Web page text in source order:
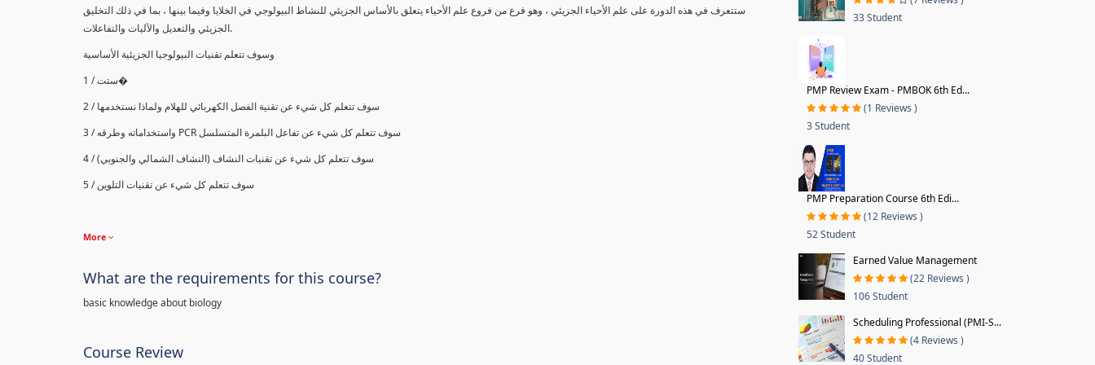
ستتعرف في هذه الدورة على علم الأحياء الجزيئي ، وهو فرع من فروع علم الأحياء يتعلق بالأساس الجزيئي للنشاط البيولوجي في الخلايا وفيما بينها ، بما في ذلك التخليق
الجزيئي والتعديل والآليات والتفاعلات.
وسوف تتعلم تقنيات البيولوجيا الجزيئية الأساسية
1 / ستت�
2 / سوف تتعلم كل شيء عن تقنية الفصل الكهربائي للهلام ولماذا نستخدمها
3 / سوف تتعلم كل شيء عن تفاعل البلمرة المتسلسلPCR واستخداماته وطرقه
4 / سوف تتعلم كل شيء عن تقنيات النشاف (النشاف الشمالي والجنوبي)
5 / سوف تتعلم كل شيء عن تقنيات التلوين
More
What are the requirements for this course?
basic knowledge about biology
Course Review
33 Student
PMP Review Exam - PMBOK 6th Ed...
(1 Reviews )
3 Student
PMP Preparation Course 6th Edi...
(12 Reviews )
52 Student
Earned Value Management
(22 Reviews )
106 Student
Scheduling Professional (PMI-S...
(4 Reviews )
40 Student